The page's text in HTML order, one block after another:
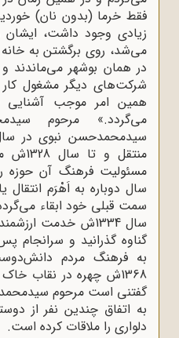
فقط خرما (بدون نان)
زیادی وجود داشت، ایشان
می‌شد، روی برگشتن به خانه
در همان بوشهر
شرکت‌های دیگر مشغول
همین امر موجب آشنایی
می‌گردد.» مرحوم
مسئولیت فرهنگ آن حوزه
سمت قبلی خود ابقاء
سال 1334ش خدمت
گناوه گذرانید و سرانجام
به فرهنگ مردم
1368ش چهره در نقاب
گفتنی است مرحوم
به اتفاق چندین نفر از
دلواری را ملاقات کرده است.